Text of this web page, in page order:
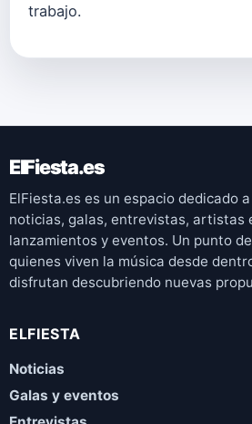
trabajo.
ElFiesta.es
ElFiesta.es es un espacio dedicado
noticias, galas, entrevistas, artistas
lanzamientos y eventos. Un punto
quienes viven la música desde
disfrutan descubriendo nuevas
ELFIESTA
Noticias
Galas y eventos